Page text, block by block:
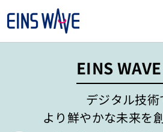
EINS
デジタル技術
より鮮やかな未来を